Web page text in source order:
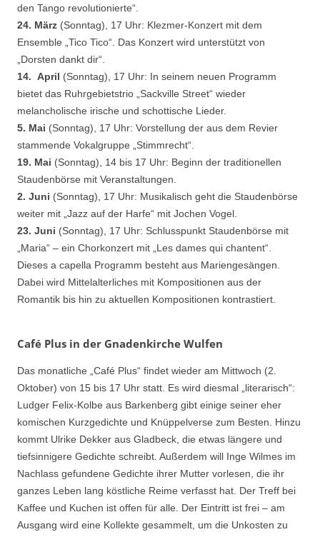
den Tango revolutionierte“.
24. März (Sonntag), 17 Uhr: Klezmer-Konzert mit dem
Ensemble „Tico Tico“. Das Konzert wird unterstützt von
„Dorsten dankt dir“.
14. April (Sonntag), 17 Uhr: In seinem neuen Programm
bietet das Ruhrgebietstrio „Sackville Street“ wieder
melancholische irische und schottische Lieder.
5. Mai (Sonntag), 17 Uhr: Vorstellung der aus dem Revier
stammende Vokalgruppe „Stimmrecht“.
19. Mai (Sonntag), 14 bis 17 Uhr: Beginn der traditionellen
Staudenbörse mit Veranstaltungen.
2. Juni (Sonntag), 17 Uhr: Musikalisch geht die Staudenbörse
weiter mit „Jazz auf der Harfe“ mit Jochen Vogel.
23. Juni (Sonntag), 17 Uhr: Schlusspunkt Staudenbörse mit
„Maria“ – ein Chorkonzert mit „Les dames qui chantent“.
Dieses a capella Programm besteht aus Mariengesängen.
Dabei wird Mittelalterliches mit Kompositionen aus der
Romantik bis hin zu aktuellen Kompositionen kontrastiert.
Café Plus in der Gnadenkirche Wulfen
Das monatliche „Café Plus“ findet wieder am Mittwoch (2.
Oktober) von 15 bis 17 Uhr statt. Es wird diesmal „literarisch“:
Ludger Felix-Kolbe aus Barkenberg gibt einige seiner eher
komischen Kurzgedichte und Knüppelverse zum Besten. Hinzu
kommt Ulrike Dekker aus Gladbeck, die etwas längere und
tiefsinnigere Gedichte schreibt. Außerdem will Inge Wilmes im
Nachlass gefundene Gedichte ihrer Mutter vorlesen, die ihr
ganzes Leben lang köstliche Reime verfasst hat. Der Treff bei
Kaffee und Kuchen ist offen für alle. Der Eintritt ist frei – am
Ausgang wird eine Kollekte gesammelt, um die Unkosten zu